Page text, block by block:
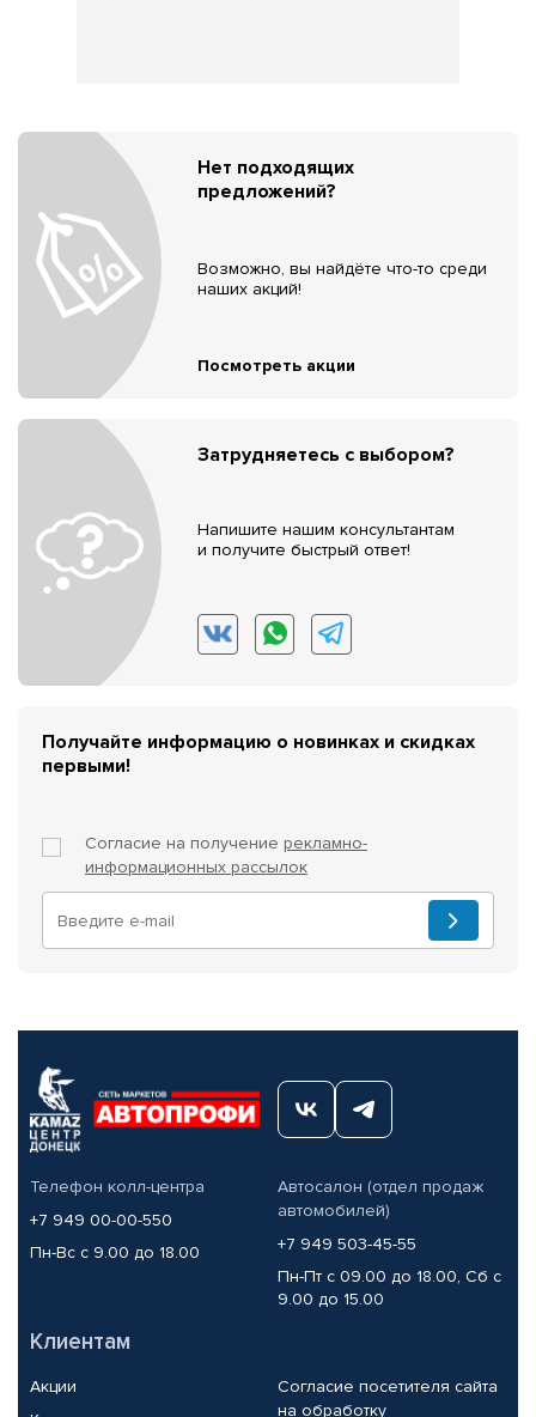
Нет подходящих
предложений?
Возможно, вы найдёте что-то среди
наших акций!
Посмотреть акции
Затрудняетесь с выбором?
Напишите нашим консультантам
и получите быстрый ответ!
Получайте информацию о новинках и скидках
первыми!
Согласие на получение рекламно-
информационных рассылок
Телефон колл-центра
+7 949 00-00-550
Пн-Вс с 9.00 до 18.00
Автосалон (отдел продаж
автомобилей)
+7 949 503-45-55
Пн-Пт с 09.00 до 18.00, Сб с
9.00 до 15.00
Клиентам
Акции
Согласие посетителя сайта
на обработку